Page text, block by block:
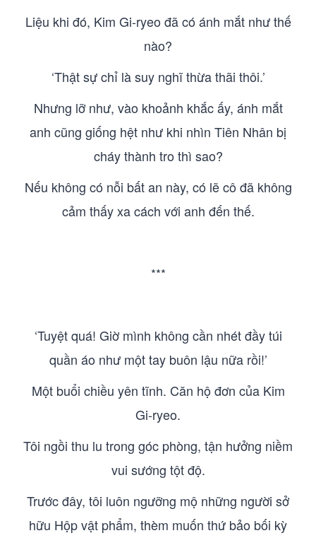
Liệu khi đó, Kim Gi-ryeo đã có ánh mắt như thế
nào?
‘Thật sự chỉ là suy nghĩ thừa thãi thôi.’
Nhưng lỡ như, vào khoảnh khắc ấy, ánh mắt
anh cũng giống hệt như khi nhìn Tiên Nhân bị
cháy thành tro thì sao?
Nếu không có nỗi bất an này, có lẽ cô đã không
cảm thấy xa cách với anh đến thế.
***
‘Tuyệt quá! Giờ mình không cần nhét đầy túi
quần áo như một tay buôn lậu nữa rồi!’
Một buổi chiều yên tĩnh. Căn hộ đơn của Kim
Gi-ryeo.
Tôi ngồi thu lu trong góc phòng, tận hưởng niềm
vui sướng tột độ.
Trước đây, tôi luôn ngưỡng mộ những người sở
hữu Hộp vật phẩm, thèm muốn thứ bảo bối kỳ